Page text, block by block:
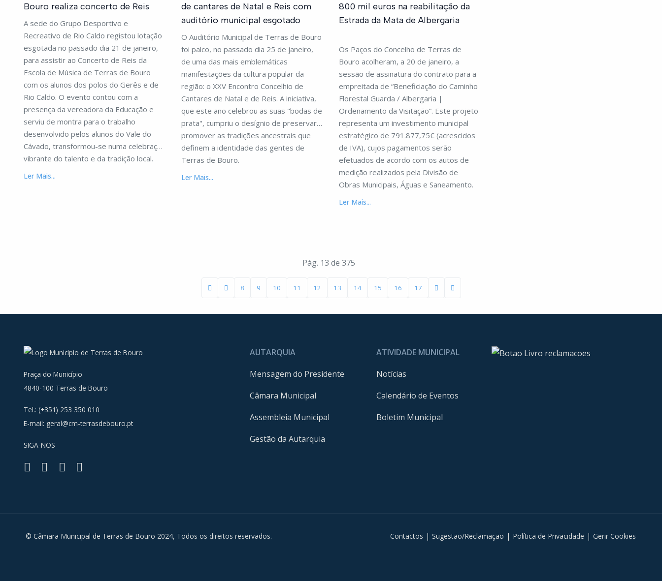
Bouro realiza concerto de Reis
A sede do Grupo Desportivo e
Recreativo de Rio Caldo registou lotação
esgotada no passado dia 21 de janeiro,
para assistir ao Concerto de Reis da
Escola de Música de Terras de Bouro
com os alunos dos polos do Gerês e de
Rio Caldo. O evento contou com a
presença da vereadora da Educação e
serviu de montra para o trabalho
desenvolvido pelos alunos do Vale do
Cávado, transformou-se numa celebração
vibrante do talento e da tradição local.
Ler Mais...
de cantares de Natal e Reis com
auditório municipal esgotado
O Auditório Municipal de Terras de Bouro
foi palco, no passado dia 25 de janeiro,
de uma das mais emblemáticas
manifestações da cultura popular da
região: o XXV Encontro Concelhio de
Cantares de Natal e de Reis. A iniciativa,
que este ano celebrou as suas "bodas de
prata", cumpriu o desígnio de preservar e
promover as tradições ancestrais que
definem a identidade das gentes de
Terras de Bouro.
Ler Mais...
800 mil euros na reabilitação da
Estrada da Mata de Albergaria
Os Paços do Concelho de Terras de
Bouro acolheram, a 20 de janeiro, a
sessão de assinatura do contrato para a
empreitada de “Beneficiação do Caminho
Florestal Guarda / Albergaria |
Ordenamento da Visitação”. Este projeto
representa um investimento municipal
estratégico de 791.877,75€ (acrescidos
de IVA), cujos pagamentos serão
efetuados de acordo com os autos de
medição realizados pela Divisão de
Obras Municipais, Águas e Saneamento.
Ler Mais...
Pág. 13 de 375
8 9 10 11 12 13 14 15 16 17
Praça do Município
4840-100 Terras de Bouro
Tel.: (+351) 253 350 010
E-mail: geral@cm-terrasdebouro.pt
SIGA-NOS
Facebook
Youtube
Instagram
AUTARQUIA
Mensagem do Presidente
Câmara Municipal
Assembleia Municipal
Gestão da Autarquia
ATIVIDADE MUNICIPAL
Notícias
Calendário de Eventos
Boletim Municipal
© Câmara Municipal de Terras de Bouro 2024, Todos os direitos reservados. Contactos | Sugestão/Reclamação | Política de Privacidade | Gerir Cookies